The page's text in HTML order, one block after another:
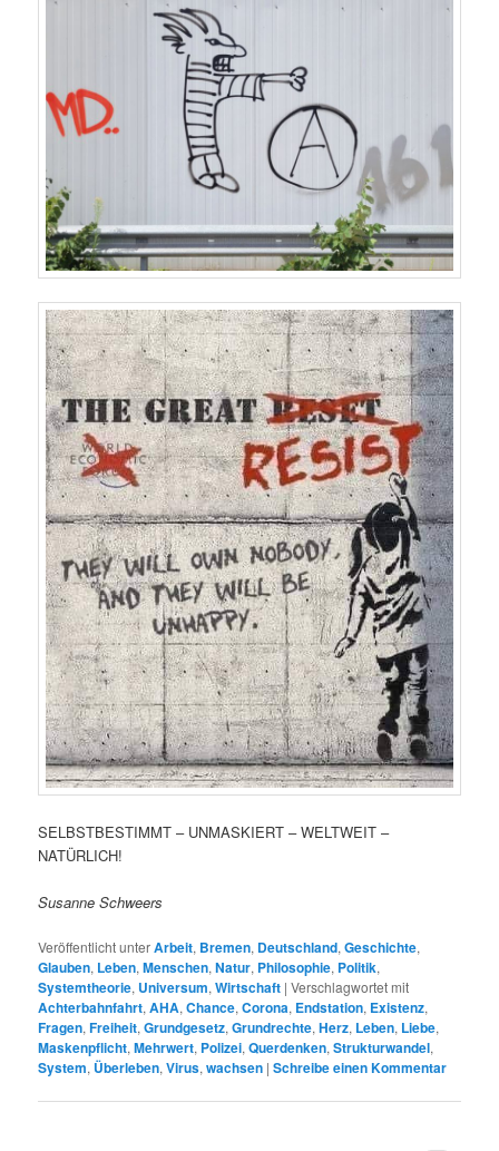
SELBSTBESTIMMT – UNMASKIERT – WELTWEIT –
NATÜRLICH!
Susanne Schweers
Veröffentlicht unterArbeit, Bremen, Deutschland,Geschichte,
Glauben, Leben,Menschen,Natur, Philosophie, Politik,
Systemtheorie, Universum,Wirtschaft |Verschlagwortet mit
Achterbahnfahrt,AHA,Chance,Corona, Endstation, Existenz,
Fragen,Freiheit,Grundgesetz,Grundrechte,Herz, Leben, Liebe,
Maskenpflicht,Mehrwert, Polizei,Querdenken,Strukturwandel,
System, Überleben,Virus,wachsen |Schreibe einen Kommentar